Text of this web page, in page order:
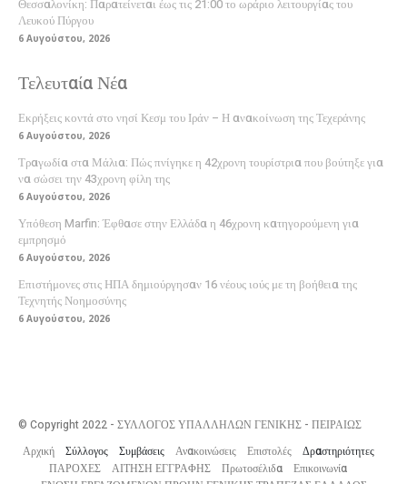
Θεσσαλονίκη: Παρατείνεται έως τις 21:00 το ωράριο λειτουργίας του
Λευκού Πύργου
6 Αυγούστου, 2026
Τελευταία Νέα
Εκρήξεις κοντά στο νησί Κεσμ του Ιράν – Η ανακοίνωση της Τεχεράνης
6 Αυγούστου, 2026
Τραγωδία στα Μάλια: Πώς πνίγηκε η 42χρονη τουρίστρια που βούτηξε για
να σώσει την 43χρονη φίλη της
6 Αυγούστου, 2026
Υπόθεση Marfin: Έφθασε στην Ελλάδα η 46χρονη κατηγορούμενη για
εμπρησμό
6 Αυγούστου, 2026
Επιστήμονες στις ΗΠΑ δημιούργησαν 16 νέους ιούς με τη βοήθεια της
Τεχνητής Νοημοσύνης
6 Αυγούστου, 2026
© Copyright 2022 - ΣΥΛΛΟΓΟΣ ΥΠΑΛΛΗΛΩΝ ΓΕΝΙΚΗΣ - ΠΕΙΡΑΙΩΣ
Αρχική
Σύλλογος Συμβάσεις Ανακοινώσεις Επιστολές
Δραστηριότητες
ΠΑΡΟΧΕΣ
ΑΙΤΗΣΗ ΕΓΓΡΑΦΗΣ Πρωτοσέλιδα
Επικοινωνία